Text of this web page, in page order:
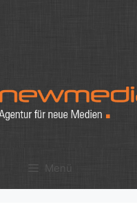
Menü